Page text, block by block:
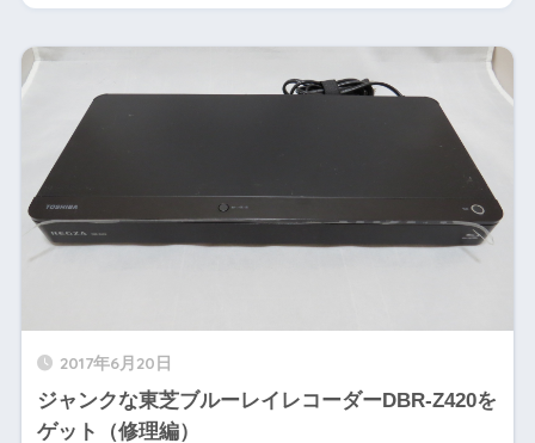
2017年6月20日
ジャンクな東芝ブルーレイレコーダーDBR-Z420を
ゲット（修理編）